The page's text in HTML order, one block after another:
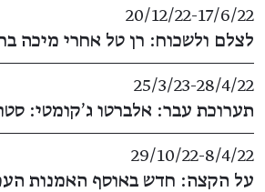
17/6/22
​-​
20/12/22
לצלם ולשכוח: רן טל אחרי מיכה
28/4/22
​-​
25/3/23
תערוכת עבר: אלברטו ג׳קומטי:
8/4/22
​-​
29/10/22
על הקצה: חדש באוסף האמנות